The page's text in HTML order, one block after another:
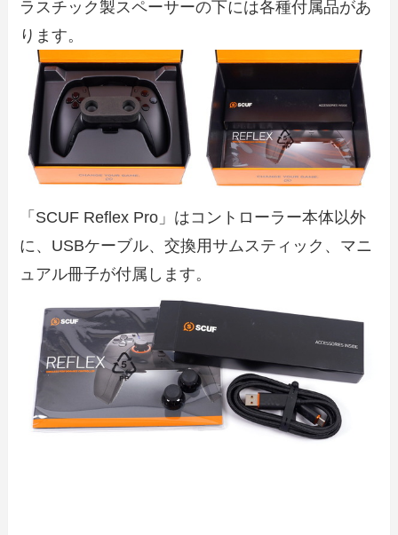
ラスチック製スペーサーの下には各種付属品があ
ります。
「SCUF Reflex Pro」はコントローラー本体以外
に、USBケーブル、交換用サムスティック、マニ
ュアル冊子が付属します。